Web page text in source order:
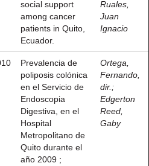
social support
among cancer
patients in Quito,
Ecuador.
Ruales,
Juan
Ignacio
Prevalencia de
poliposis colónica
en el Servicio de
Endoscopia
Digestiva, en el
Hospital
Metropolitano de
Quito durante el
año 2009 ;
Ortega,
Fernando,
dir. ;
Edgerton
Reed,
Gaby